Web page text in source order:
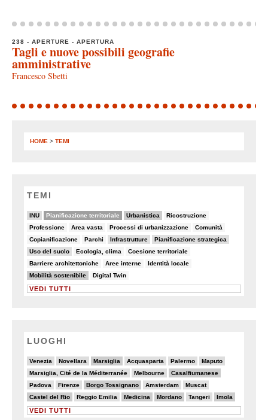
238 - APERTURE - APERTURA
Tagli e nuove possibili geografie
amministrative
Francesco Sbetti
HOME > TEMI
TEMI
INU
22/82 Pianificazione territoriale
44/82 Urbanistica
26/82 Ricostruzione
6/82
Professione
5/82 Area vasta
6/82 Processi di urbanizzazione
8/82 Comunità
6/82
Copianificazione
5/82 Parchi
6/82 Infrastrutture
15/82 Pianificazione strategica
11/82
Uso del suolo
9/82 Ecologia, clima
6/82 Coesione territoriale
8/82
Barriere architettoniche
7/82 Aree interne
8/82 Identità locale
7/82
Mobilità sostenibile
25/82 Digital Twin
5/82
VEDI TUTTI
LUOGHI
Venezia
4/20 Novellara
4/20 Marsiglia
6/20 Acquasparta
3/20 Palermo
2/20 Maputo
4/20
Marsiglia, Cité de la Méditerranée
2/20 Melbourne
5/20 Casalfiumanese
6/20
Padova
2/20 Firenze
2/20 Borgo Tossignano
6/20 Amsterdam
3/20 Muscat
3/20
Castel del Rio
6/20 Reggio Emilia
2/20 Medicina
6/20 Mordano
6/20 Tangeri
2/20 Imola
6/20
VEDI TUTTI